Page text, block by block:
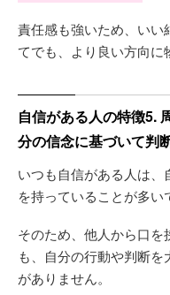
責任感も強いため、いい
てでも、より良い方向に
自信がある人の特徴5.
分の信念に基づいて判
いつも自信がある人は、
を持っていることが多い
そのため、他人から口
も、自分の行動や判断
がありません。